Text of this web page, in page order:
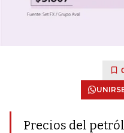
Precios del